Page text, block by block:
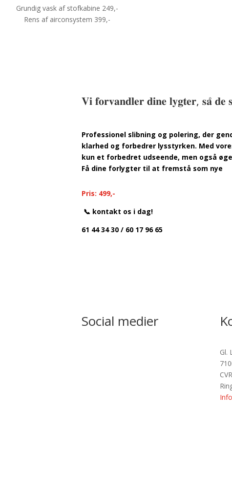
Grundig vask af stofkabine 249,-
Rens af airconsystem 399,-
𝐕𝐢 𝐟𝐨𝐫𝐯𝐚𝐧𝐝𝐥𝐞𝐫 𝐝𝐢𝐧𝐞 𝐥𝐲𝐠𝐭𝐞𝐫, 𝐬𝐚̊
Professionel slibning og polering, der
klarhed og forbedrer lysstyrken. Med
kun et forbedret udseende, men også
Få dine forlygter til at fremstå som nye
Pris: 499,-
📞 kontakt os i dag!
61 44 34 30 / 60 17 96 65
Social medier
Gl.